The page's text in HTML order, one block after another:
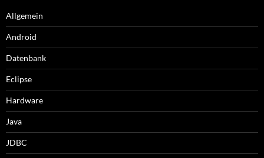
Allgemein
Android
Datenbank
Eclipse
Hardware
Java
JDBC